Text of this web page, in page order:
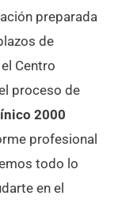
preparada
de
Centro
proceso de
2000
profesional
todo lo
en el